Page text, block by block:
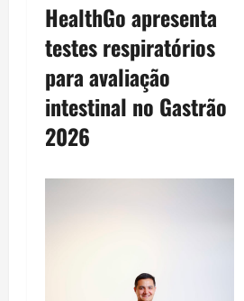
HealthGo apresenta
testes respiratórios
para avaliação
intestinal no Gastrão
2026